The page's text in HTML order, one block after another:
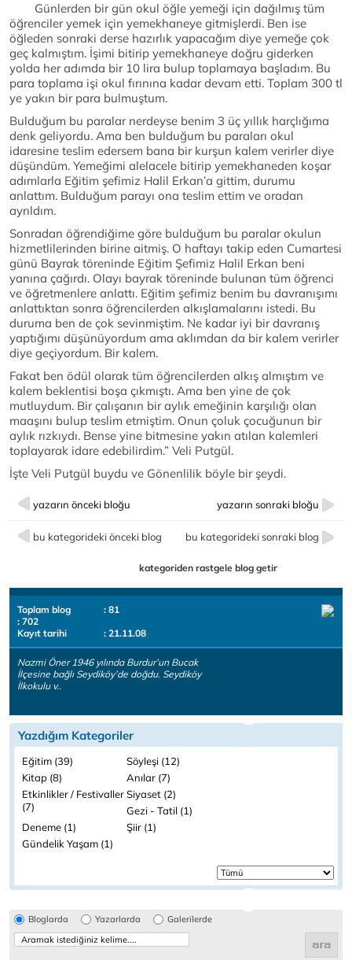
Günlerden bir gün okul öğle yemeği için dağılmış tüm
öğrenciler yemek için yemekhaneye gitmişlerdi. Ben ise
öğleden sonraki derse hazırlık yapacağım diye yemeğe çok
geç kalmıştım. İşimi bitirip yemekhaneye doğru giderken
yolda her adımda bir 10 lira bulup toplamaya başladım. Bu
para toplama işi okul fırınına kadar devam etti. Toplam 300 tl
ye yakın bir para bulmuştum.
Bulduğum bu paralar nerdeyse benim 3 üç yıllık harçlığıma
denk geliyordu. Ama ben bulduğum bu paraları okul
idaresine teslim edersem bana bir kurşun kalem verirler diye
düşündüm. Yemeğimi alelacele bitirip yemekhaneden koşar
adımlarla Eğitim şefimiz Halil Erkan’a gittim, durumu
anlattım. Bulduğum parayı ona teslim ettim ve oradan
ayrıldım.
Sonradan öğrendiğime göre bulduğum bu paralar okulun
hizmetlilerinden birine aitmiş. O haftayı takip eden Cumartesi
günü Bayrak töreninde Eğitim Şefimiz Halil Erkan beni
yanına çağırdı. Olayı bayrak töreninde bulunan tüm öğrenci
ve öğretmenlere anlattı. Eğitim şefimiz benim bu davranışımı
anlattıktan sonra öğrencilerden alkışlamalarını istedi. Bu
duruma ben de çok sevinmiştim. Ne kadar iyi bir davranış
yaptığımı düşünüyordum ama aklımdan da bir kalem verirler
diye geçiyordum. Bir kalem.
Fakat ben ödül olarak tüm öğrencilerden alkış almıştım ve
kalem beklentisi boşa çıkmıştı. Ama ben yine de çok
mutluydum. Bir çalışanın bir aylık emeğinin karşılığı olan
maaşını bulup teslim etmiştim. Onun çoluk çocuğunun bir
aylık rızkıydı. Bense yine bitmesine yakın atılan kalemleri
toplayarak idare edebilirdim.” Veli Putgül.
İşte Veli Putgül buydu ve Gönenlilik böyle bir şeydi.
yazarın önceki bloğu yazarın sonraki bloğu
bu kategorideki önceki blog bu kategorideki sonraki blog
kategoriden rastgele blog getir
Toplam blog
: 81
: 702
Kayıt tarihi
: 21.11.08
Nazmi Öner 1946 yılında Burdur’un Bucak
İlçesine bağlı Seydiköy’de doğdu. Seydiköy
İlkokulu v..
Yazdığım Kategoriler
Eğitim (39)
Söyleşi (12)
Kitap (8)
Anılar (7)
Etkinlikler / Festivaller
(7)
Siyaset (2)
Gezi - Tatil (1)
Deneme (1)
Şiir (1)
Gündelik Yaşam (1)
Bloglarda Yazarlarda Galerilerde